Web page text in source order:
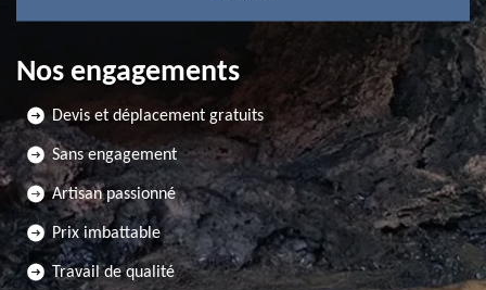
Nos engagements
Devis et déplacement gratuits
Sans engagement
Artisan passionné
Prix imbattable
Travail de qualité